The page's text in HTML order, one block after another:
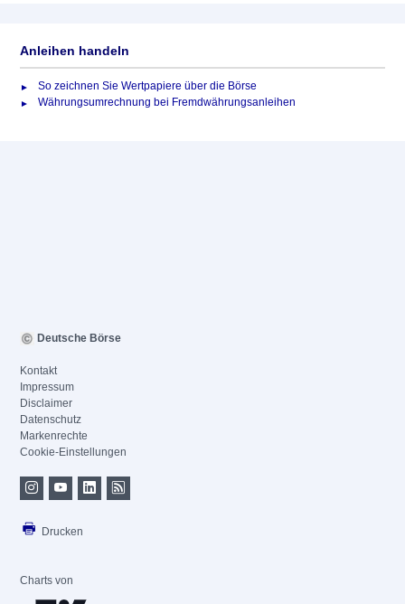
Anleihen handeln
So zeichnen Sie Wertpapiere über die Börse
Währungsumrechnung bei Fremdwährungsanleihen
Deutsche Börse
Kontakt
Impressum
Disclaimer
Datenschutz
Markenrechte
Cookie-Einstellungen
Drucken
Charts von